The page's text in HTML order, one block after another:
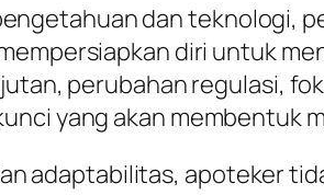
dan teknologi,
diri untuk
perubahan regulasi,
yang akan membentuk
adaptabilitas, apoteker